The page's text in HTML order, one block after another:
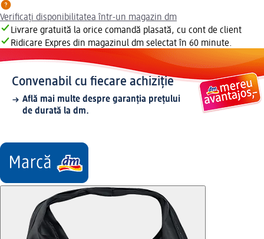
Verificați disponibilitatea într-un magazin dm
Livrare gratuită la orice comandă plasată, cu cont de client
Ridicare Expres din magazinul dm selectat în 60 minute.
Convenabil cu fiecare achiziție
Află mai multe despre garanția prețului
de durată la dm.